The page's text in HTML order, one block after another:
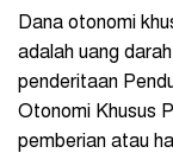
Dana otonomi
adalah uang
penderitaan
Otonomi Khusus
pemberian atau